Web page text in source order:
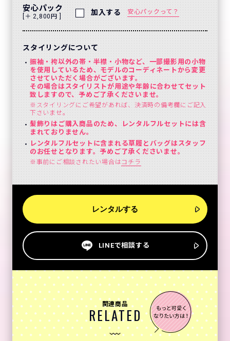
安心パック
[＋ 2,800円 ] 加入する 安心パックって？
スタイリングについて
振袖・袴以外の帯・半襟・小物など、一部撮影用の小物
を使用しているため、モデルのコーディネートから変更
させていただく場合がございます。
その場合はスタイリストが用途や年齢に合わせてセット
致しますので、予めご了承くださいませ。
※スタイリングにご希望があれば、決済時の備考欄にご記入
下さいませ。
髪飾りはご購入商品のため、レンタルフルセットには含
まれておりません。
レンタルフルセットに含まれる草履とバッグはスタッフ
のお任せとなります。予めご了承くださいませ。
※事前にご相談されたい場合はコチラ
レンタルする
LINEで相談する
関連商品
RELATED